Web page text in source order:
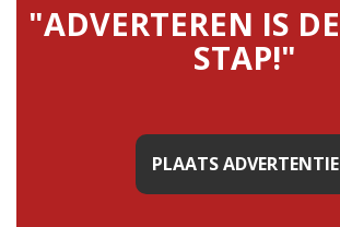
"ADVERTEREN IS
STAP!"
PLAATS ADVERTENTIE